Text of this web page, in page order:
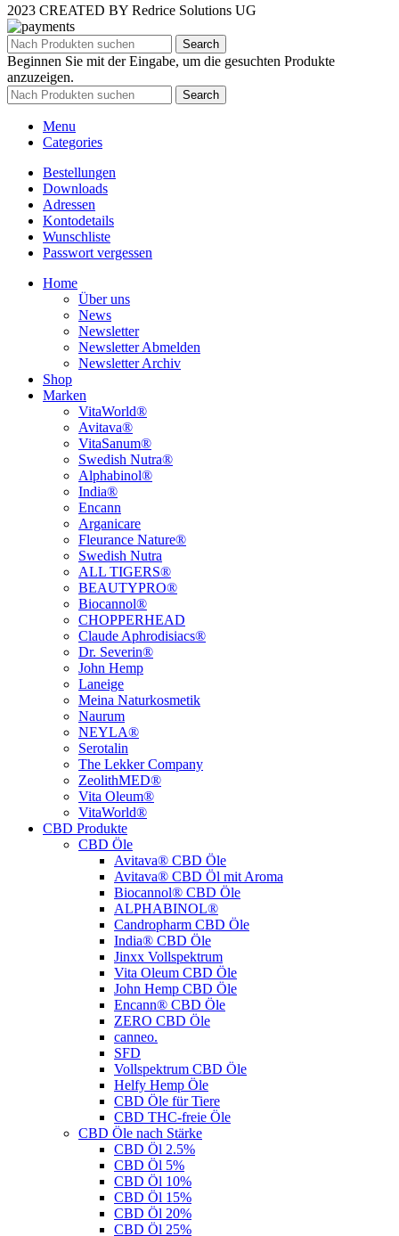
2023 CREATED BY Redrice Solutions UG
Search
Beginnen Sie mit der Eingabe, um die gesuchten Produkte
anzuzeigen.
Search
Menu
Categories
Bestellungen
Downloads
Adressen
Kontodetails
Wunschliste
Passwort vergessen
Home
Über uns
News
Newsletter
Newsletter Abmelden
Newsletter Archiv
Shop
Marken
VitaWorld®
Avitava®
VitaSanum®
Swedish Nutra®
Alphabinol®
India®
Encann
Arganicare
Fleurance Nature®
Swedish Nutra
ALL TIGERS®
BEAUTYPRO®
Biocannol®
CHOPPERHEAD
Claude Aphrodisiacs®
Dr. Severin®
John Hemp
Laneige
Meina Naturkosmetik
Naurum
NEYLA®
Serotalin
The Lekker Company
ZeolithMED®
Vita Oleum®
VitaWorld®
CBD Produkte
CBD Öle
Avitava® CBD Öle
Avitava® CBD Öl mit Aroma
Biocannol® CBD Öle
ALPHABINOL®
Candropharm CBD Öle
India® CBD Öle
Jinxx Vollspektrum
Vita Oleum CBD Öle
John Hemp CBD Öle
Encann® CBD Öle
ZERO CBD Öle
canneo.
SFD
Vollspektrum CBD Öle
Helfy Hemp Öle
CBD Öle für Tiere
CBD THC-freie Öle
CBD Öle nach Stärke
CBD Öl 2.5%
CBD Öl 5%
CBD Öl 10%
CBD Öl 15%
CBD Öl 20%
CBD Öl 25%